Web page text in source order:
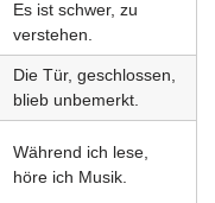
Es ist schwer, zu
verstehen.
Die Tür, geschlossen,
blieb unbemerkt.
Während ich lese,
höre ich Musik.